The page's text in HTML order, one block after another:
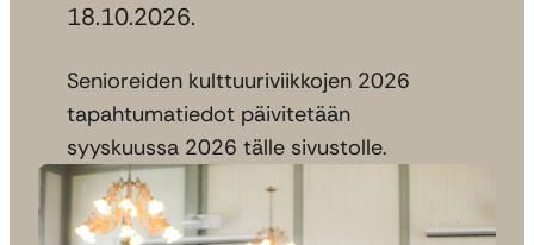
18.10.2026.
Senioreiden kulttuuriviikkojen 2026
tapahtumatiedot päivitetään
syyskuussa 2026 tälle sivustolle.